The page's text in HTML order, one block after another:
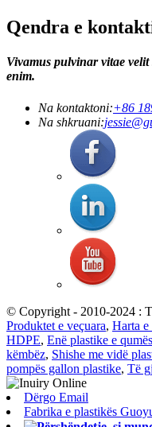
Qendra e
Vivamus pulvinar vitae velit
enim.
Na kontaktoni:+86
Na shkruani:
© Copyright - 2010-2024 :
Produktet e veçuara, Harta e
HDPE, Enë plastike e
këmbëz, Shishe me vidë
pompës gallon plastike, Të
Dërgo Email
Fabrika e plastikës